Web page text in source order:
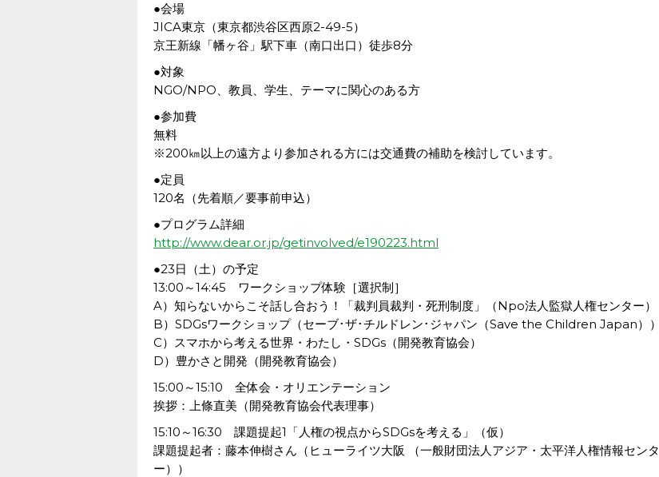
●会場
JICA東京（東京都渋谷区西原2-49-5）
京王新線「幡ヶ谷」駅下車（南口出口）徒歩8分
●対象
NGO/NPO、教員、学生、テーマに関心のある方
●参加費
無料
※200㎞以上の遠方より参加される方には交通費の補助を検討しています。
●定員
120名（先着順／要事前申込）
●プログラム詳細
http://www.dear.or.jp/getinvolved/e190223.html
●23日（土）の予定
13:00～14:45 ワークショップ体験［選択制］
A）知らないからこそ話し合おう！「裁判員裁判・死刑制度」（Npo法人監獄人権センター）
B）SDGsワークショップ（セーブ･ザ･チルドレン･ジャパン（Save the Children Japan））
C）スマホから考える世界・わたし・SDGs（開発教育協会）
D）豊かさと開発（開発教育協会）
15:00～15:10 全体会・オリエンテーション
挨拶：上條直美（開発教育協会代表理事）
15:10～16:30 課題提起1「人権の視点からSDGsを考える」（仮）
課題提起者：藤本伸樹さん（ヒューライツ大阪 （一般財団法人アジア・太平洋人権情報センタ
ー））